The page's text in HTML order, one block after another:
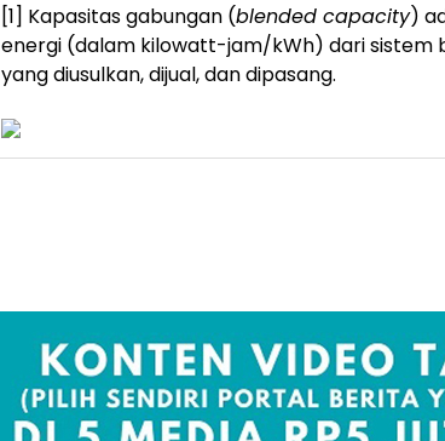
[1] Kapasitas gabungan (blended capacity)
energi (dalam kilowatt-jam/kWh) dari sistem
yang diusulkan, dijual, dan dipasang.